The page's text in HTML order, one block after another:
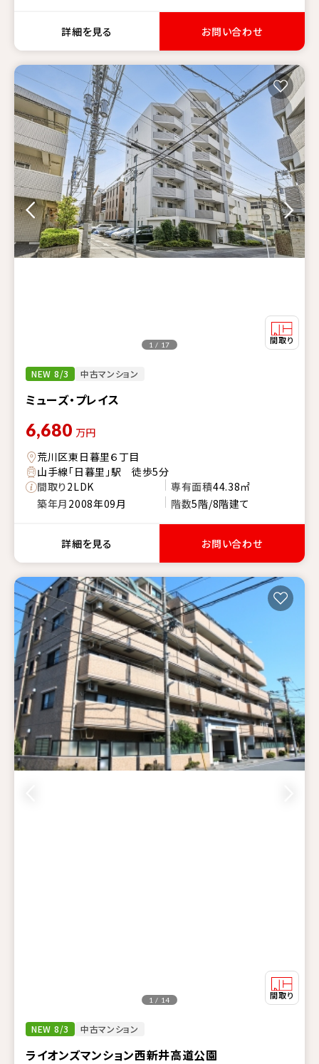
詳細を見る お問い合わせ
NEW 8/3 中古マンション
ミューズ・プレイス
1 / 17
6,680 万円
荒川区東日暮里６丁目
山手線「日暮里」駅 徒歩5分
間取り2LDK 専有面積44.38㎡
築年月 2008年09月 階数5階/8階建て
詳細を見る お問い合わせ
NEW 8/3 中古マンション
ライオンズマンション西新井高道公園
1 / 14